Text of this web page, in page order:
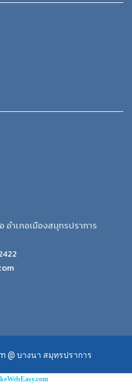
อำเภอเมืองสมุทรปราการ
@ บางนา สมุทรปราการ